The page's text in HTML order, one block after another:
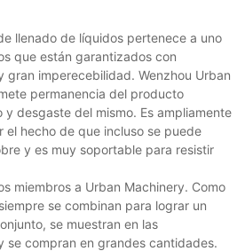
llenado de líquidos pertenece a uno
que están garantizados con
gran imperecebilidad. Wenzhou Urban
permanencia del producto
y desgaste del mismo. Es ampliamente
hecho de que incluso se puede
y es muy soportable para resistir
miembros a Urban Machinery. Como
se combinan para lograr un
se muestran en las
se compran en grandes cantidades.